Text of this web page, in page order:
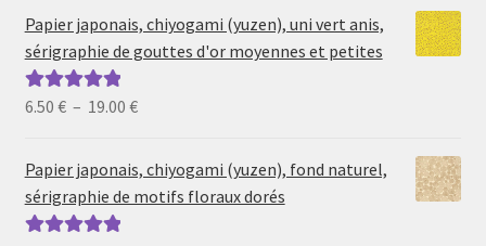
Papier japonais, chiyogami (yuzen), uni vert anis,
sérigraphie de gouttes d'or moyennes et petites
Note5.00sur
6.50 € – 19.00 €Plage
prix :
6.50 €
Papier japonais, chiyogami (yuzen), fond naturel,
sérigraphie de motifs floraux dorés